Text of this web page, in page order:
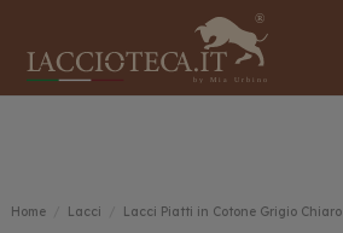
Home Lacci Lacci Piatti in Cotone Grigio Chiaro